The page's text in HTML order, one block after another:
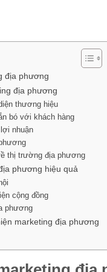
địa phương
địa phương
thương hiệu
bó với khách hàng
nhuận
thị trường địa phương
phương hiệu quả
cộng đồng
phương
marketing địa phương